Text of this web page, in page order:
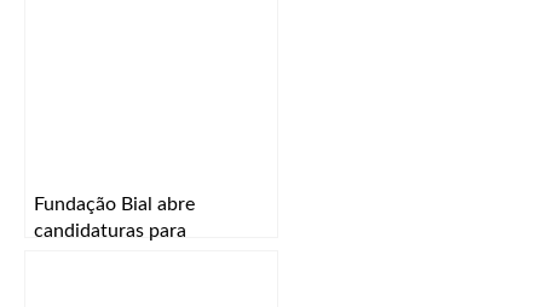
Fundação Bial abre
candidaturas para